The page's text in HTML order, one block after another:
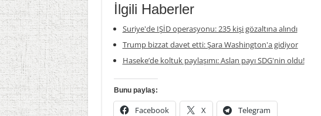
İlgili Haberler
Suriye'de IŞİD operasyonu: 235 kişi gözaltına alındı
Trump bizzat davet etti: Şara Washington'a gidiyor
Haseke’de koltuk paylaşımı: Aslan payı SDG'nin oldu!
Bunu paylaş:
Facebook X Telegram